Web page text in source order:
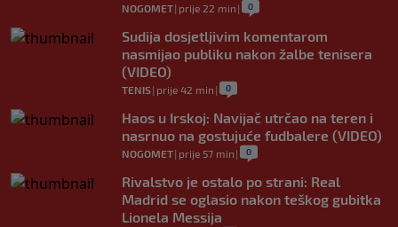
NOGOMET| prije 22 min | 0
Sudija dosjetljivim komentarom
nasmijao publiku nakon žalbe tenisera
(VIDEO)
TENIS| prije 42 min | 0
Haos u Irskoj: Navijač utrčao na teren i
nasrnuo na gostujuće fudbalere (VIDEO)
NOGOMET| prije 57 min | 0
Rivalstvo je ostalo po strani: Real
Madrid se oglasio nakon teškog gubitka
Lionela Messija